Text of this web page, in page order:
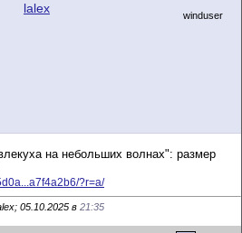
lalex winduser
на небольших волнах": размер
?r=a/
05.10.2025 в 21:35